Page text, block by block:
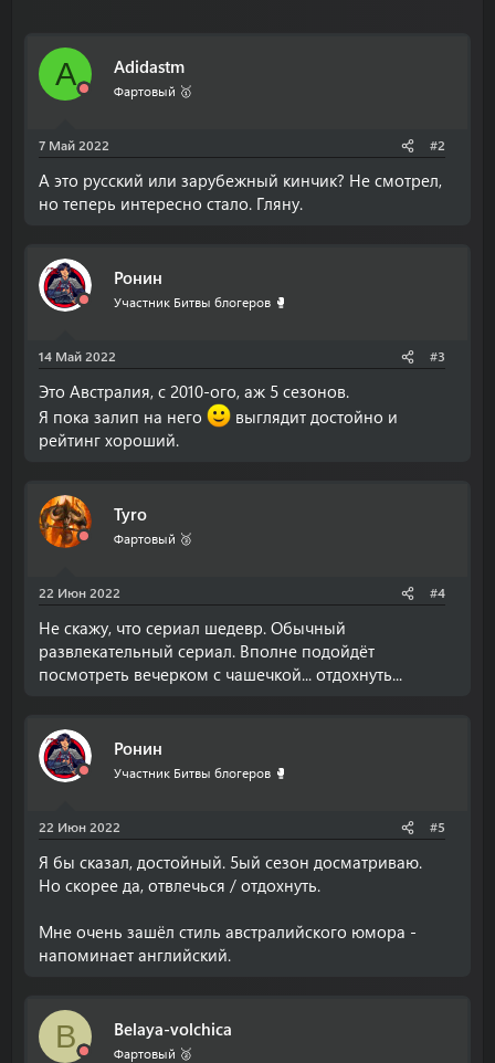
А Аdidastm
Фартовый 🥇
7 Май 2022 #2
А это русский или зарубежный кинчик? Не смотрел,
но теперь интересно стало. Гляну.
Ронин
Участник Битвы блогеров 🥊
14 Май 2022 #3
Это Австралия, с 2010-ого, аж 5 сезонов.
Я пока залип на него
выглядит достойно и
рейтинг хороший.
Tyro
Фартовый 🥉
22 Июн 2022 #4
Не скажу, что сериал шедевр. Обычный
развлекательный сериал. Вполне подойдёт
посмотреть вечерком с чашечкой... отдохнуть...
Ронин
Участник Битвы блогеров 🥊
22 Июн 2022 #5
Я бы сказал, достойный. 5ый сезон досматриваю.
Но скорее да, отвлечься / отдохнуть.
Мне очень зашёл стиль австралийского юмора -
напоминает английский.
B Belaya-volchica
Фартовый 🥈